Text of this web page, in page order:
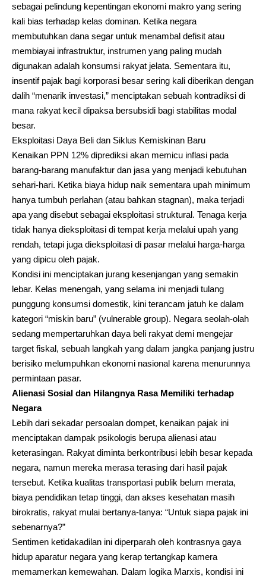
sebagai pelindung kepentingan ekonomi makro yang sering
kali bias terhadap kelas dominan. Ketika negara
membutuhkan dana segar untuk menambal defisit atau
membiayai infrastruktur, instrumen yang paling mudah
digunakan adalah konsumsi rakyat jelata. Sementara itu,
insentif pajak bagi korporasi besar sering kali diberikan dengan
dalih “menarik investasi,” menciptakan sebuah kontradiksi di
mana rakyat kecil dipaksa bersubsidi bagi stabilitas modal
besar.
Eksploitasi Daya Beli dan Siklus Kemiskinan Baru
Kenaikan PPN 12% diprediksi akan memicu inflasi pada
barang-barang manufaktur dan jasa yang menjadi kebutuhan
sehari-hari. Ketika biaya hidup naik sementara upah minimum
hanya tumbuh perlahan (atau bahkan stagnan), maka terjadi
apa yang disebut sebagai eksploitasi struktural. Tenaga kerja
tidak hanya dieksploitasi di tempat kerja melalui upah yang
rendah, tetapi juga dieksploitasi di pasar melalui harga-harga
yang dipicu oleh pajak.
Kondisi ini menciptakan jurang kesenjangan yang semakin
lebar. Kelas menengah, yang selama ini menjadi tulang
punggung konsumsi domestik, kini terancam jatuh ke dalam
kategori “miskin baru” (vulnerable group). Negara seolah-olah
sedang mempertaruhkan daya beli rakyat demi mengejar
target fiskal, sebuah langkah yang dalam jangka panjang justru
berisiko melumpuhkan ekonomi nasional karena menurunnya
permintaan pasar.
Alienasi Sosial dan Hilangnya Rasa Memiliki terhadap
Negara
Lebih dari sekadar persoalan dompet, kenaikan pajak ini
menciptakan dampak psikologis berupa alienasi atau
keterasingan. Rakyat diminta berkontribusi lebih besar kepada
negara, namun mereka merasa terasing dari hasil pajak
tersebut. Ketika kualitas transportasi publik belum merata,
biaya pendidikan tetap tinggi, dan akses kesehatan masih
birokratis, rakyat mulai bertanya-tanya: “Untuk siapa pajak ini
sebenarnya?”
Sentimen ketidakadilan ini diperparah oleh kontrasnya gaya
hidup aparatur negara yang kerap tertangkap kamera
memamerkan kemewahan. Dalam logika Marxis, kondisi ini